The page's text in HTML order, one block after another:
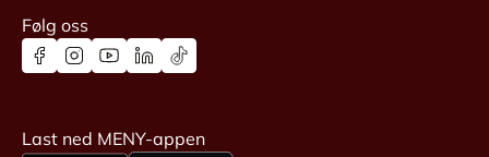
Følg oss
Last ned MENY-appen